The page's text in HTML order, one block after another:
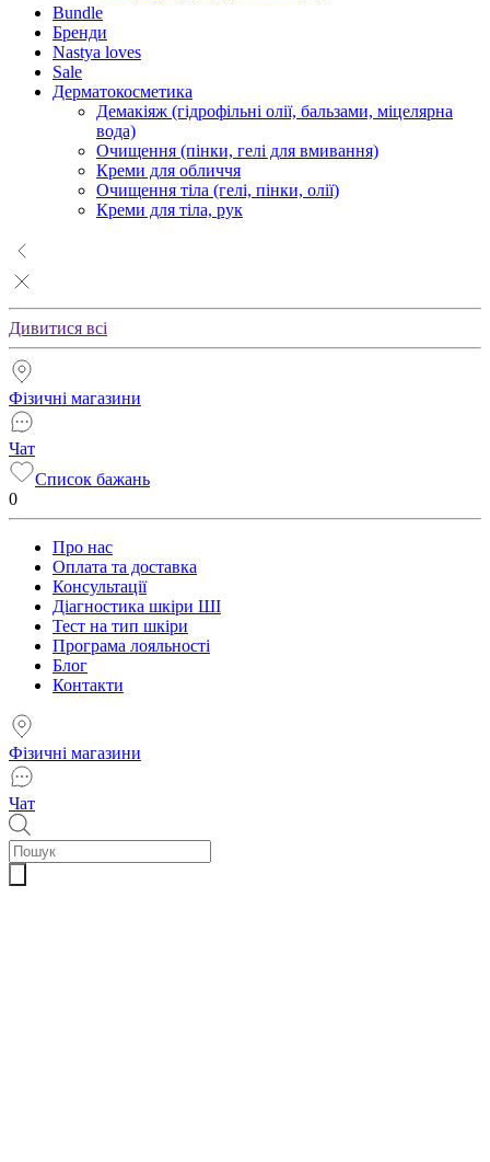
Bundle
Бренди
Nastya loves
Sale
Дерматокосметика
Демакіяж (гідрофільні олії, бальзами, міцелярна
вода)
Очищення (пінки, гелі для вмивання)
Креми для обличчя
Очищення тіла (гелі, пінки, олії)
Креми для тіла, рук
Дивитися всі
Фізичні магазини
Чат
Список бажань
0
Про нас
Оплата та доставка
Консультації
Діагностика шкіри ШІ
Тест на тип шкіри
Програма лояльності
Блог
Контакти
Фізичні магазини
Чат
Пошук
товарів